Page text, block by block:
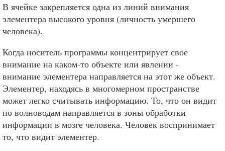
В ячейке закрепляется одна из линий внимания
элементера высокого уровня (личность умершего
человека).
Когда носитель программы концентрирует свое
внимание на каком-то объекте или явлении -
внимание элементера направляется на этот же объект.
Элементер, находясь в многомерном пространстве
может легко считывать информацию. То, что он видит
по волноводам направляется в зоны обработки
информации в мозге человека. Человек воспринимает
то, что видит элементер.